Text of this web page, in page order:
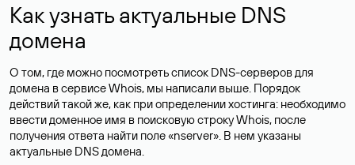
Как узнать актуальные DNS
домена
О том, где можно посмотреть список DNS-серверов для
домена в сервисе Whois, мы написали выше. Порядок
действий такой же, как при определении хостинга: необходимо
ввести доменное имя в поисковую строку Whois, после
получения ответа найти поле «nserver». В нем указаны
актуальные DNS домена.